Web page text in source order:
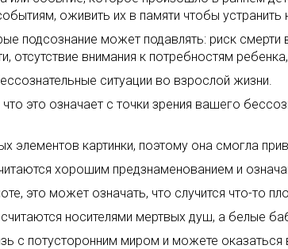
оживить их в памяти чтобы устранить
подсознание может подавлять: риск
отсутствие внимания к потребностям
ситуации во взрослой жизни.
это означает с точки зрения вашего
элементов картинки, поэтому она смогла
хорошим предзнаменованием и
это может означать, что случится что-то
носителями мертвых душ, а белые
с потусторонним миром и можете